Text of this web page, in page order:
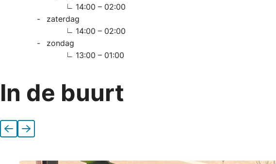
14:00 – 02:00
zaterdag
14:00 – 02:00
zondag
13:00 – 01:00
In de buurt
VorigeVolgende